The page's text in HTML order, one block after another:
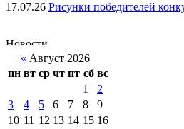
17.07.26 Рисунки победителей
« Август 2026
пн вт ср чт пт сб вс
1
2
3
4 5 6 7 8
9
10 11 12 13 14 15 16